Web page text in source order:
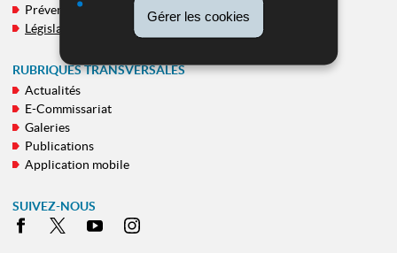
Gérer les cookies
Prévention
Législation
RUBRIQUES TRANSVERSALES
Actualités
E-Commissariat
Galeries
Publications
Application mobile
SUIVEZ-NOUS
Facebook
X Youtube